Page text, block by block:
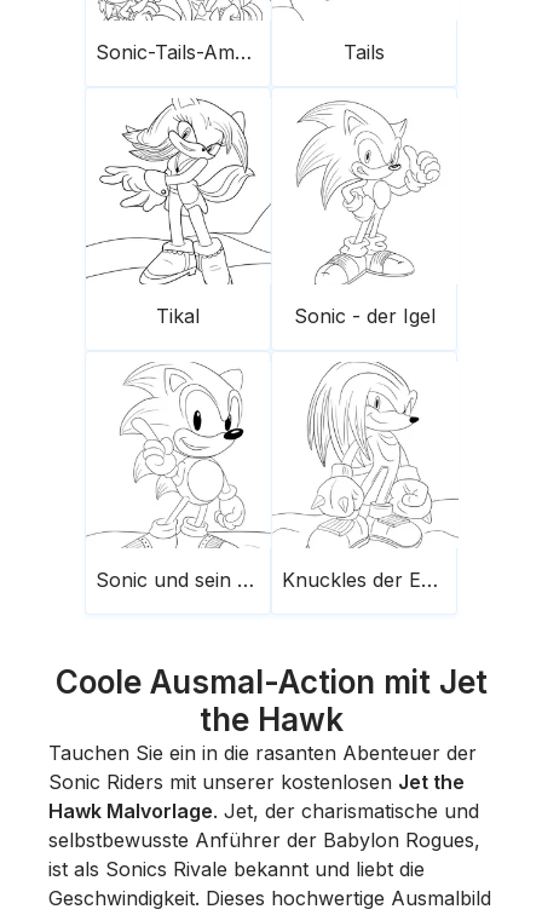
Sonic-Tails-Amy Rose-Knuckles Tails
Tikal Sonic - der Igel
Sonic und sein erhobener Finger Knuckles der Echidna
Coole Ausmal-Action mit Jet
the Hawk
Tauchen Sie ein in die rasanten Abenteuer der
Sonic Riders mit unserer kostenlosen Jet the
Hawk Malvorlage. Jet, der charismatische und
selbstbewusste Anführer der Babylon Rogues,
ist als Sonics Rivale bekannt und liebt die
Geschwindigkeit. Dieses hochwertige Ausmalbild